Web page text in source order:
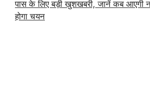
पास के लिए बड़ी खुशखबरी, जानें कब आएगी
होगा चयन